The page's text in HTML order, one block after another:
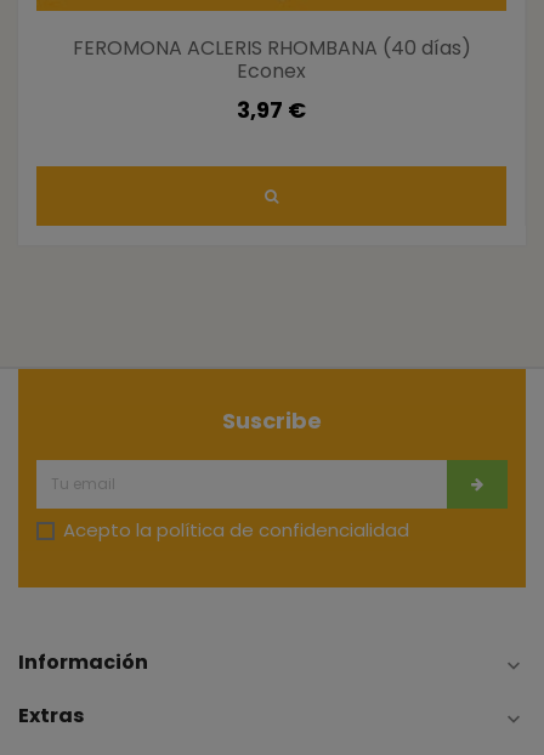
FEROMONA ACLERIS RHOMBANA (40 días)
Econex
3,97 €
Suscribe
Acepto la política de confidencialidad
Información 
Extras 